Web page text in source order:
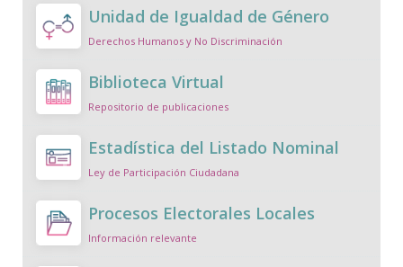
Unidad de Igualdad de Género
Derechos Humanos y No Discriminación
Biblioteca Virtual
Repositorio de publicaciones
Estadística del Listado Nominal
Ley de Participación Ciudadana
Procesos Electorales Locales
Información relevante